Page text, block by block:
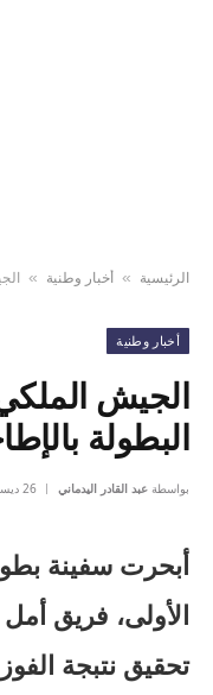
الرئيسية » أخبار وطنية »
أخبار وطنية
الجيش
البطولة
بواسطة عبد القادر اليدماني 26 ديسمبر، 2020
أبحرت سفينة
الأولى، فريق
تحقيق نتبجة